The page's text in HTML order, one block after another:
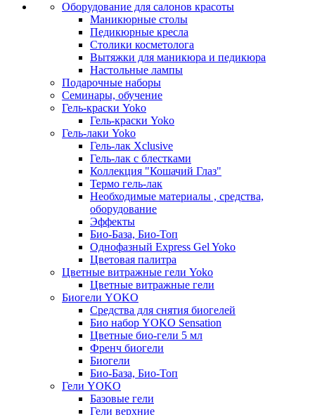
Оборудование для салонов красоты
Маникюрные столы
Педикюрные кресла
Столики косметолога
Вытяжки для маникюра и педикюра
Настольные лампы
Подарочные наборы
Семинары, обучение
Гель-краски Yoko
Гель-краски Yoko
Гель-лаки Yoko
Гель-лак Xclusive
Гель-лак с блестками
Коллекция "Кошачий Глаз"
Термо гель-лак
Необходимые материалы , средства,
оборудование
Эффекты
Био-База, Био-Топ
Однофазный Express Gel Yoko
Цветовая палитра
Цветные витражные гели Yoko
Цветные витражные гели
Биогели YOKO
Средства для снятия биогелей
Био набор YOKO Sensation
Цветные био-гели 5 мл
Френч биогели
Биогели
Био-База, Био-Топ
Гели YOKO
Базовые гели
Гели верхние